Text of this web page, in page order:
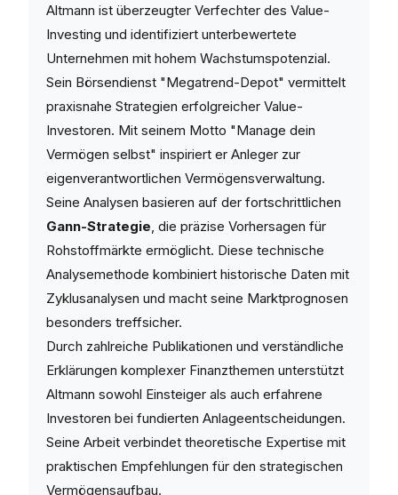
Altmann ist überzeugter Verfechter des Value-
Investing und identifiziert unterbewertete
Unternehmen mit hohem Wachstumspotenzial.
Sein Börsendienst "Megatrend-Depot" vermittelt
praxisnahe Strategien erfolgreicher Value-
Investoren. Mit seinem Motto "Manage dein
Vermögen selbst" inspiriert er Anleger zur
eigenverantwortlichen Vermögensverwaltung.
Seine Analysen basieren auf der fortschrittlichen
Gann-Strategie , die präzise Vorhersagen für
Rohstoffmärkte ermöglicht. Diese technische
Analysemethode kombiniert historische Daten mit
Zyklusanalysen und macht seine Marktprognosen
besonders treffsicher.
Durch zahlreiche Publikationen und verständliche
Erklärungen komplexer Finanzthemen unterstützt
Altmann sowohl Einsteiger als auch erfahrene
Investoren bei fundierten Anlageentscheidungen.
Seine Arbeit verbindet theoretische Expertise mit
praktischen Empfehlungen für den strategischen
Vermögensaufbau.